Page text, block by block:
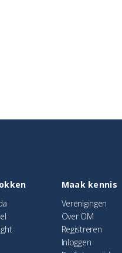
Maak kennis
Verenigingen
Over OM
Registreren
Inloggen